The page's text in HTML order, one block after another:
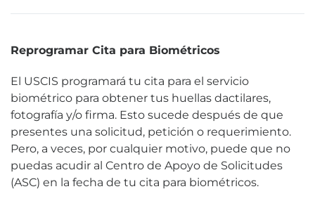
Reprogramar Cita para Biométricos
El USCIS programará tu cita para el servicio
biométrico para obtener tus huellas dactilares,
fotografía y/o firma. Esto sucede después de que
presentes una solicitud, petición o requerimiento.
Pero, a veces, por cualquier motivo, puede que no
puedas acudir al Centro de Apoyo de Solicitudes
(ASC) en la fecha de tu cita para biométricos.